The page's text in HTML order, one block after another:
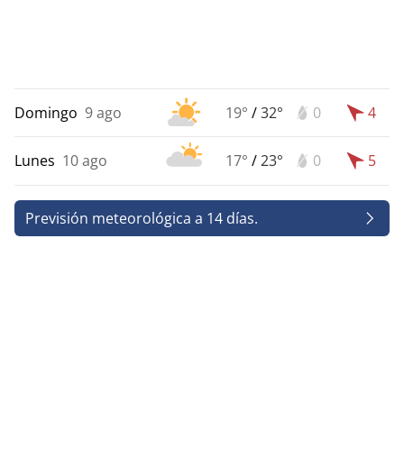
Domingo 9 ago 19° /32° 0 4
Lunes 10 ago 17° /23° 0 5
Previsión meteorológica a 14 días.